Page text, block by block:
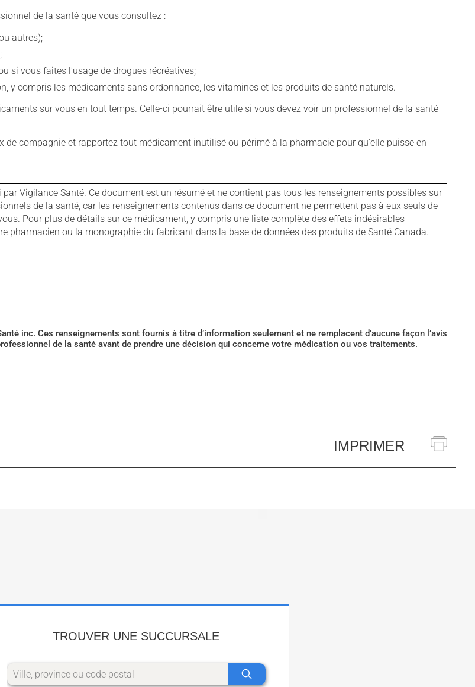
de la santé que vous consultez :
autres);
si vous faites l'usage de drogues récréatives;
y compris les médicaments sans ordonnance, les vitamines et les produits de santé naturels.
sur vous en tout temps. Celle-ci pourrait être utile si vous devez voir un professionnel de la santé
compagnie et rapportez tout médicament inutilisé ou périmé à la pharmacie pour qu'elle puisse en
Vigilance Santé. Ce document est un résumé et ne contient pas tous les renseignements possibles sur
de la santé, car les renseignements contenus dans ce document ne permettent pas à eux seuls de
Pour plus de détails sur ce médicament, y compris une liste complète des effets indésirables
pharmacien ou la monographie du fabricant dans la base de données des produits de Santé Canada.
inc. Ces renseignements sont fournis à titre d’information seulement et ne remplacent d’aucune façon l’avis
de la santé avant de prendre une décision qui concerne votre médication ou vos traitements.
IMPRIMER
TROUVER UNE SUCCURSALE